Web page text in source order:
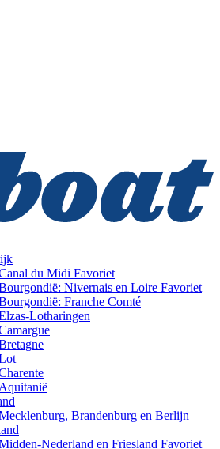
du Midi Favoriet
Nivernais en Loire Favoriet
Franche Comté
Lotharingen
Aquitanië
Brandenburg en Berlijn
Nederland en Friesland Favoriet